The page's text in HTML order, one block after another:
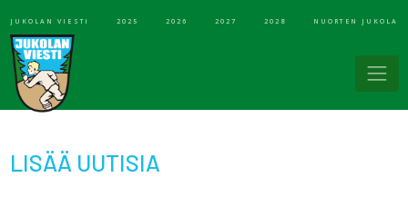
JUKOLAN VIESTI 2025 2026 2027 2028 NUORTEN JUKOLA
LISÄÄ UUTISIA